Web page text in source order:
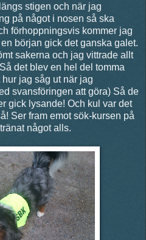
stigen och när jag
på något i nosen så ska
förhoppningsvis kommer jag
början gick det ganska galet.
sakerna och jag vittrade allt
det blev en hel del tomma
jag såg ut när jag
svansföringen att göra) Så de
gick lysande! Och kul var det
Ser fram emot sök-kursen på
något alls.